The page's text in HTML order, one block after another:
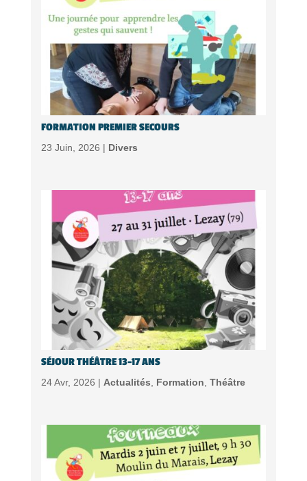
FORMATION PREMIER SECOURS
23 Juin, 2026 | Divers
SÉJOUR THÉÂTRE 13-17 ANS
24 Avr, 2026 | Actualités, Formation, Théâtre